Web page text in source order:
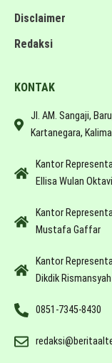
Disclaimer
Redaksi
KONTAK
Jl. AM. Sangaji,
Kartanegara,
Kantor
Ellisa Wulan
Kantor
Mustafa Gaffar
Kantor
Dikdik Rismansyah
0851-7345-8430